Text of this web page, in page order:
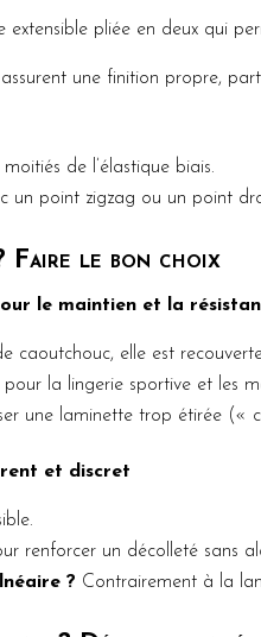
extensible pliée en deux qui
assurent une finition propre,
de l’élastique biais.
un point zigzag ou un point
Faire le bon choix
le maintien et la
caoutchouc, elle est
pour la lingerie sportive et les
une laminette trop étirée («
et discret
renforcer un décolleté sans
? Contrairement à la